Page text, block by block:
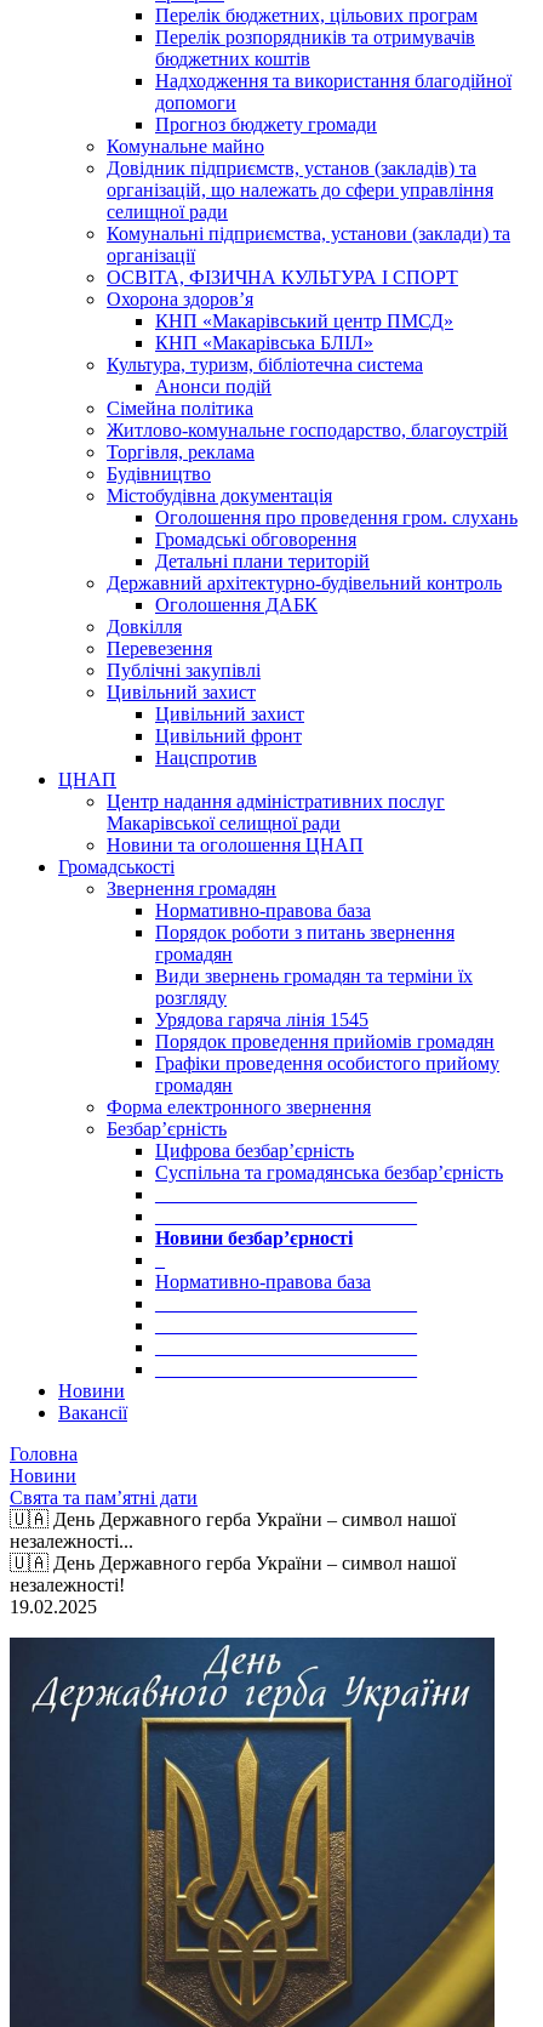
Перелік бюджетних, цільових програм
Перелік розпорядників та отримувачів
бюджетних коштів
Надходження та використання благодійної
допомоги
Прогноз бюджету громади
Комунальне майно
Довідник підприємств, установ (закладів) та
організацій, що належать до сфери управління
селищної ради
Комунальні підприємства, установи (заклади) та
організації
ОСВІТА, ФІЗИЧНА КУЛЬТУРА І СПОРТ
Охорона здоров’я
КНП «Макарівський центр ПМСД»
КНП «Макарівська БЛІЛ»
Культура, туризм, бібліотечна система
Анонси подій
Сімейна політика
Житлово-комунальне господарство, благоустрій
Торгівля, реклама
Будівництво
Містобудівна документація
Оголошення про проведення гром. слухань
Громадські обговорення
Детальні плани територій
Державний архітектурно-будівельний контроль
Оголошення ДАБК
Довкілля
Перевезення
Публічні закупівлі
Цивільний захист
Цивільний захист
Цивільний фронт
Нацспротив
ЦНАП
Центр надання адміністративних послуг
Макарівської селищної ради
Новини та оголошення ЦНАП
Громадськості
Звернення громадян
Нормативно-правова база
Порядок роботи з питань звернення
громадян
Види звернень громадян та терміни їх
розгляду
Урядова гаряча лінія 1545
Порядок проведення прийомів громадян
Графіки проведення особистого прийому
громадян
Форма електронного звернення
Безбар’єрність
Цифрова безбар’єрність
Суспільна та громадянська безбар’єрність
Новини безбар’єрності
Нормативно-правова база
Новини
Вакансії
Головна
Новини
Свята та пам’ятні дати
🇺🇦 День Державного герба України – символ нашої
незалежності...
🇺🇦 День Державного герба України – символ нашої
незалежності!
19.02.2025